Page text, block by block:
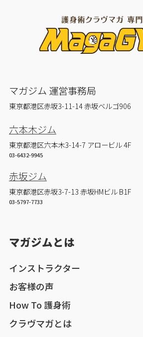
マガジム 運営事務局
東京都港区赤坂3-11-14 赤坂ベルゴ906
六本木ジム
東京都港区六本木3-14-7 アロービル 4F
03-6432-9945
赤坂ジム
東京都港区赤坂3-7-13 赤坂HMビル B1F
03-5797-7733
マガジムとは
インストラクター
お客様の声
How To 護身術
クラヴマガとは